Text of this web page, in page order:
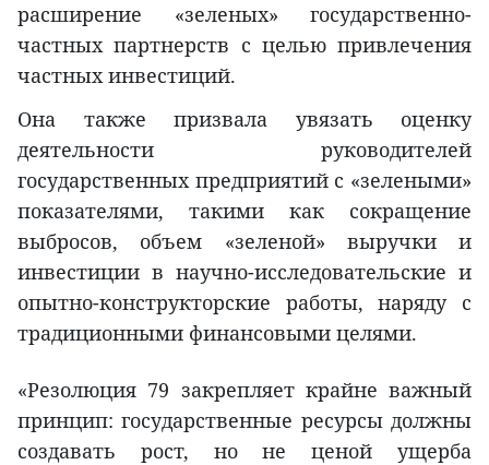
расширение «зеленых» государственно-
частных партнерств с целью привлечения
частных инвестиций.
Она также призвала увязать оценку
деятельности руководителей
государственных предприятий с «зелеными»
показателями, такими как сокращение
выбросов, объем «зеленой» выручки и
инвестиции в научно-исследовательские и
опытно-конструкторские работы, наряду с
традиционными финансовыми целями.
«Резолюция 79 закрепляет крайне важный
принцип: государственные ресурсы должны
создавать рост, но не ценой ущерба